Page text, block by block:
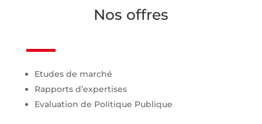
Nos offres
Etudes de marché
Rapports d’expertises
Evaluation de Politique Publique